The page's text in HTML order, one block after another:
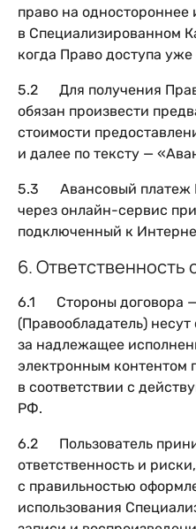
право на одностороннее
в Специализированном
когда Право доступа
5.2 Для получения
обязан произвести
стоимости
и далее по тексту —
5.3 Авансовый платеж
через онлайн-сервис
подключенный к
6. Ответственность
6.1 Стороны договора —
(Правообладатель) несут
за надлежащее
электронным контентом
в соответствии с
РФ.
6.2 Пользователь
ответственность и
с правильностью
использования